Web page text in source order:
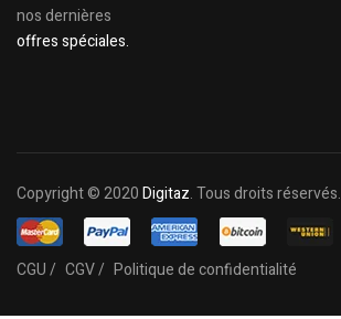
nos dernières
offres spéciales.
Copyright © 2020Digitaz. Tous droits réservés.
CGU / CGV / Politique de confidentialité